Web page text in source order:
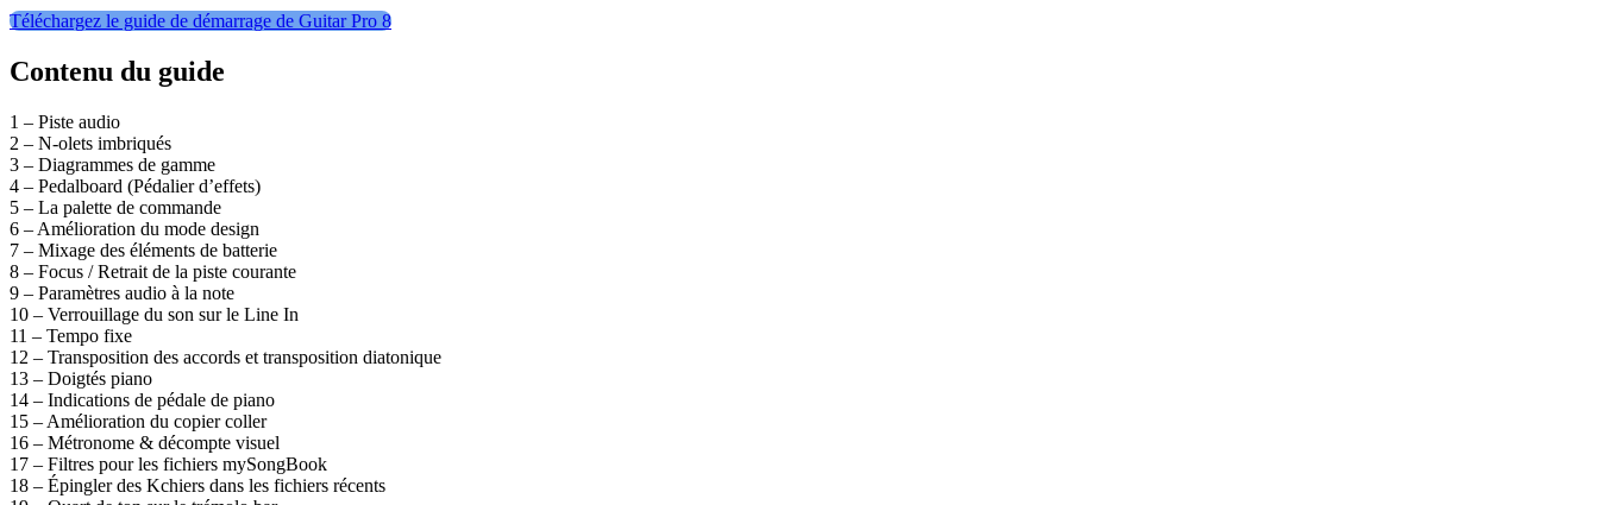
Téléchargez le guide de démarrage de Guitar Pro 8
Contenu du guide
1 – Piste audio
2 – N-olets imbriqués
3 – Diagrammes de gamme
4 – Pedalboard (Pédalier d’effets)
5 – La palette de commande
6 – Amélioration du mode design
7 – Mixage des éléments de batterie
8 – Focus / Retrait de la piste courante
9 – Paramètres audio à la note
10 – Verrouillage du son sur le Line In
11 – Tempo fixe
12 – Transposition des accords et transposition diatonique
13 – Doigtés piano
14 – Indications de pédale de piano
15 – Amélioration du copier coller
16 – Métronome & décompte visuel
17 – Filtres pour les fichiers mySongBook
18 – Épingler des Kchiers dans les fichiers récents